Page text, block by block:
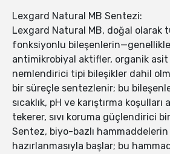
Lexgard Natural MB Sentezi:
Lexgard Natural MB, doğal olarak
fonksiyonlu
antimikrobiyal aktifler, organik
nemlendirici tipi bileşikler dahil
bir süreçle sentezlenir; bu
sıcaklık, pH ve karıştırma
tekerer, sıvı koruma güçlendirici
Sentez, biyo-bazlı hammaddelerin
hazırlanmasıyla başlar; bu